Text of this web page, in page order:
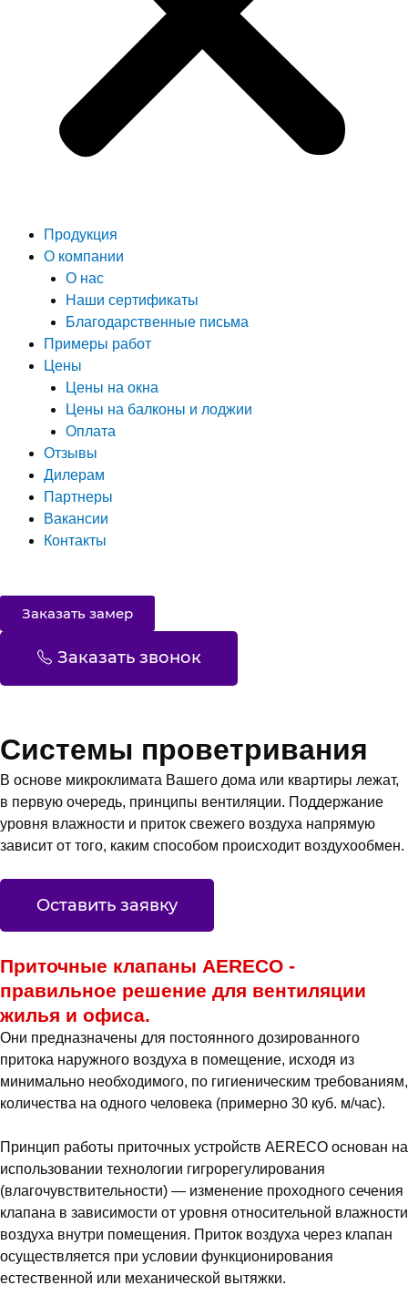
Продукция
О компании
О нас
Наши сертификаты
Благодарственные письма
Примеры работ
Цены
Цены на окна
Цены на балконы и лоджии
Оплата
Отзывы
Дилерам
Партнеры
Вакансии
Контакты
Заказать замер
Заказать звонок
Системы проветривания
В основе микроклимата Вашего дома или квартиры лежат,
в первую очередь, принципы вентиляции. Поддержание
уровня влажности и приток свежего воздуха напрямую
зависит от того, каким способом происходит воздухообмен.
Оставить заявку
Приточные клапаны AERECO -
правильное решение для вентиляции
жилья и офиса.
Они предназначены для постоянного дозированного
притока наружного воздуха в помещение, исходя из
минимально необходимого, по гигиеническим требованиям,
количества на одного человека (примерно 30 куб. м/час).
Принцип работы приточных устройств AERECO основан на
использовании технологии гигрорегулирования
(влагочувствительности) — изменение проходного сечения
клапана в зависимости от уровня относительной влажности
воздуха внутри помещения. Приток воздуха через клапан
осуществляется при условии функционирования
естественной или механической вытяжки.